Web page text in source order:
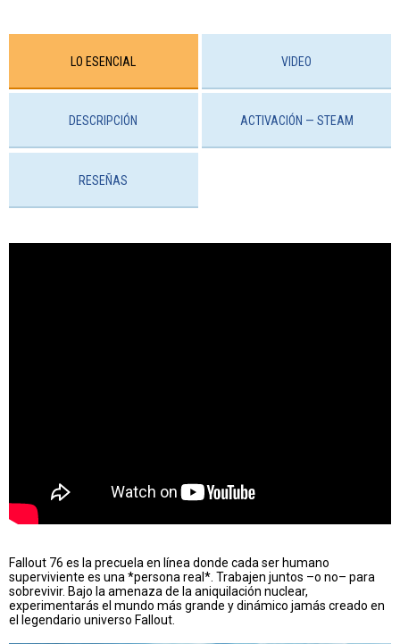
LO ESENCIAL VIDEO
DESCRIPCIÓN ACTIVACIÓN — STEAM
RESEÑAS
Fallout 76 es la precuela en línea donde cada ser humano
superviviente es una *persona real*. Trabajen juntos –o no– para
sobrevivir. Bajo la amenaza de la aniquilación nuclear,
experimentarás el mundo más grande y dinámico jamás creado en
el legendario universo Fallout.